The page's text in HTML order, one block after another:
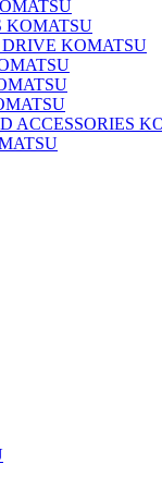
KOMATSU
KOMATSU
ACCESSORIES